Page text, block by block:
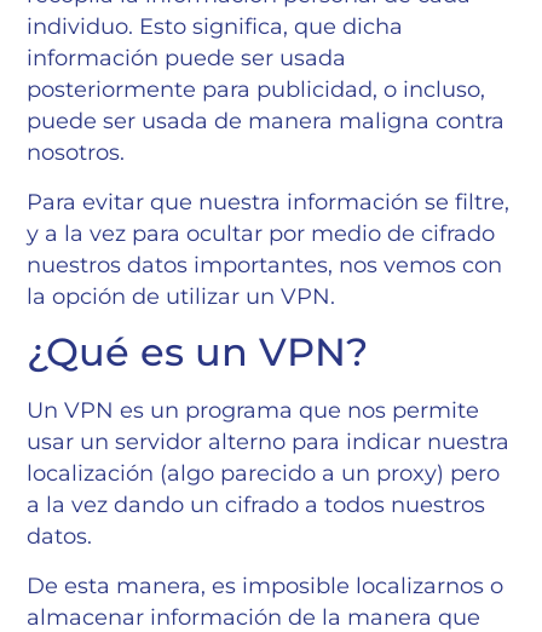
individuo. Esto significa, que dicha
información puede ser usada
posteriormente para publicidad, o incluso,
puede ser usada de manera maligna contra
nosotros.
Para evitar que nuestra información se filtre,
y a la vez para ocultar por medio de cifrado
nuestros datos importantes, nos vemos con
la opción de utilizar un VPN.
¿Qué es un VPN?
Un VPN es un programa que nos permite
usar un servidor alterno para indicar nuestra
localización (algo parecido a un proxy) pero
a la vez dando un cifrado a todos nuestros
datos.
De esta manera, es imposible localizarnos o
almacenar información de la manera que